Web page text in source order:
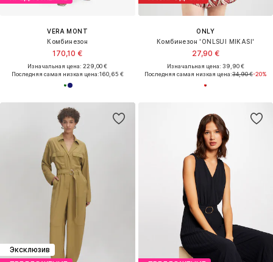
VERA MONT
Комбинезон
170,10 €
Изначальная цена: 229,00 €
Последняя самая низкая цена:160,65 €
ONLY
Комбинезон 'ONLSUI MIKASI'
27,90 €
Изначальная цена: 39,90 €
Последняя самая низкая цена:34,90 €-20%
Эксклюзив